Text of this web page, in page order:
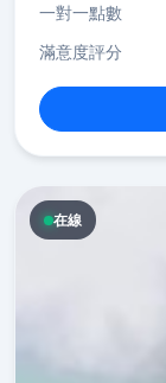
一對一點數
滿意度評分
在線